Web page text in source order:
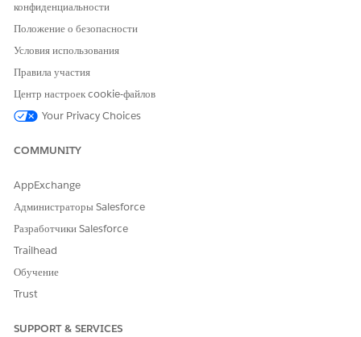
Если стандартная среда выполнения Omnistudio отключена,
включите ее.
ВыберитеFSC/OrderCheckbook
Нажмите «Создать версию
ЭТА СТАТЬЯ РЕШИЛА ВАШУ ПРОБЛЕМУ?
конфиденциальности
Положение о безопасности
Условия использования
Правила участия
Центр настроек cookie-файлов
Your Privacy Choices
COMMUNITY
AppExchange
Администраторы Salesforce
Разработчики Salesforce
Trailhead
Обучение
Trust
SUPPORT & SERVICES